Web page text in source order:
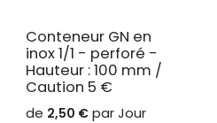
Conteneur GN en
inox 1/1 - perforé -
Hauteur : 100 mm /
Caution 5 €
de 2,50 € parJour